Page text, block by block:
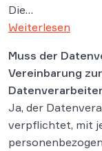
Die…
Weiterlesen
Muss der
Vereinbarung
Ja, der
verpflichtet, mit